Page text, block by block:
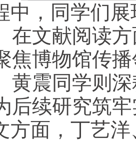
中，同学们
在文献阅读
焦博物馆传
黄震同学则
后续研究筑
方面，丁艺